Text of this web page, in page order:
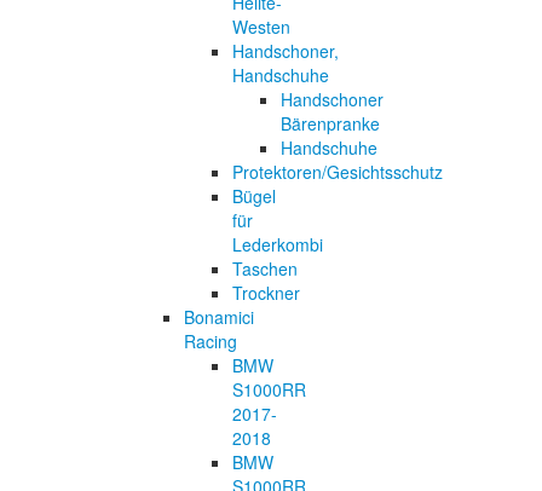
Westen
Handschoner,
Handschuhe
Handschoner
Bärenpranke
Handschuhe
Protektoren/Gesichtsschutz
Bügel
für
Lederkombi
Taschen
Trockner
Bonamici
Racing
BMW
S1000RR
2017-
2018
BMW
S1000RR